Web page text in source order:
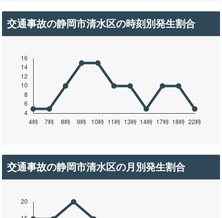
交通事故の静岡市清水区の時刻別発生割合
交通事故の静岡市清水区の月別発生割合